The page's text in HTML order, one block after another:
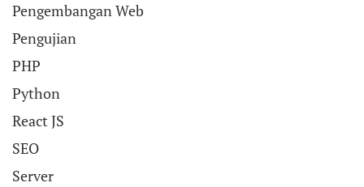
Pengembangan Web
Pengujian
PHP
Python
React JS
SEO
Server